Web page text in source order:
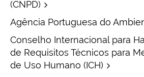
(CNPD)
Agência Portuguesa do
Conselho Internacional para
de Requisitos Técnicos para
de Uso Humano (ICH)